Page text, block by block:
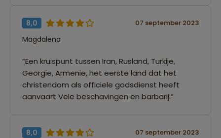
8,0 07 september 2023
Magdalena
“Een kruispunt tussen Iran, Rusland, Turkije,
Georgie, Armenie, het eerste land dat het
christendom als officiele godsdienst heeft
aanvaart Vele beschavingen en barbarij.”
8,0 07 september 2023